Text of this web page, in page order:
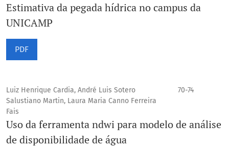
Estimativa da pegada hídrica no campus da
UNICAMP
PDF
Luiz Henrique Cardia, André Luis Sotero
Salustiano Martin, Laura Maria Canno Ferreira
Fais
70-74
Uso da ferramenta ndwi para modelo de análise
de disponibilidade de água